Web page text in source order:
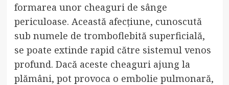
formarea unor cheaguri de sânge
periculoase. Această afecțiune, cunoscută
sub numele de tromboflebită superficială,
se poate extinde rapid către sistemul venos
profund. Dacă aceste cheaguri ajung la
plămâni, pot provoca o embolie pulmonară,